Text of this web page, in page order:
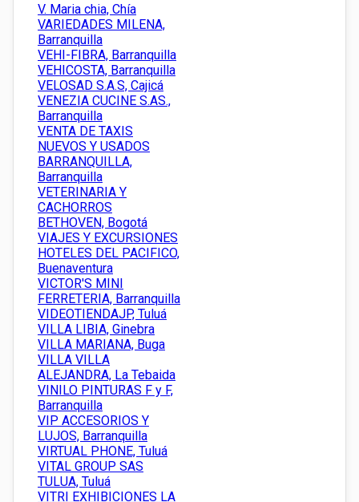
V. Maria chia, Chía
VARIEDADES MILENA,
Barranquilla
VEHI-FIBRA, Barranquilla
VEHICOSTA, Barranquilla
VELOSAD S.A.S, Cajicá
VENEZIA CUCINE S.AS.,
Barranquilla
VENTA DE TAXIS
NUEVOS Y USADOS
BARRANQUILLA,
Barranquilla
VETERINARIA Y
CACHORROS
BETHOVEN, Bogotá
VIAJES Y EXCURSIONES
HOTELES DEL PACIFICO,
Buenaventura
VICTOR'S MINI
FERRETERIA, Barranquilla
VIDEOTIENDAJP, Tuluá
VILLA LIBIA, Ginebra
VILLA MARIANA, Buga
VILLA VILLA
ALEJANDRA, La Tebaida
VINILO PINTURAS F y F,
Barranquilla
VIP ACCESORIOS Y
LUJOS, Barranquilla
VIRTUAL PHONE, Tuluá
VITAL GROUP SAS
TULUA, Tuluá
VITRI EXHIBICIONES LA